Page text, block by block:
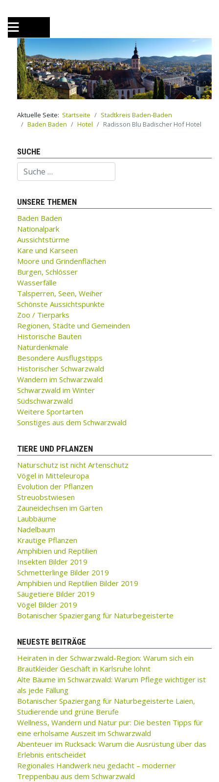
Aktuelle Seite: Startseite
Stadtkreis Baden-Baden
Baden Baden
Hotel Radisson Blu Badischer Hof Hotel
SUCHE
Suchen
UNSERE THEMEN
Baden Baden
Nationalpark
Aussichtstürme
Kare und Karseen
Moore und Grindenflächen
Burgen, Schlösser
Wasserfälle
Talsperren, Seen, Weiher
Schönste Aussichtspunkte
Zoo / Tierparks
Regionen, Städte und Gemeinden
Historische Bauten
Naturdenkmale
Besondere Ausflugstipps
Historischer Schwarzwald
Wandern im Schwarzwald
Schwarzwald im Winter
Südschwarzwald
Weitere Sportarten
Sonstiges aus dem Schwarzwald
TIERE UND PFLANZEN
Naturschutz ist nicht Artenschutz
Vögel in Mitteleuropa
Evolution der Pflanzen
Streuobstwiesen
Zauneidechsen im Garten
Laubbäume
Nadelbaum
Krautige Pflanzen
Amphibien und Reptilien
Insekten Bilder 2019
Schmetterlinge Bilder 2019
Amphibien und Reptilien Bilder 2019
Säugetiere Bilder 2019
Vögel Bilder 2019
Botanischer Spaziergang für Naturbegeisterte
NEUESTE BEITRÄGE
Heiraten in der Schwarzwald-Region: Warum sich ein
Brautkleider Geschäft in Karlsruhe lohnt
Alte Bäume im Schwarzwald: Warum Pflege wichtiger ist
als jede Fällung
Botanischer Spaziergang für Naturbegeisterte Laien,
Studierende und grüne Berufe
Wellness, Wandern und Natur pur: Die besten Tipps für
eine erholsame Auszeit im Schwarzwald
Abenteuer im Rucksack: Warum die Ausrüstung über das
Erlebnis entscheidet
Regionales Handwerk neu gedacht – moderner
Treppenbau aus dem Schwarzwald